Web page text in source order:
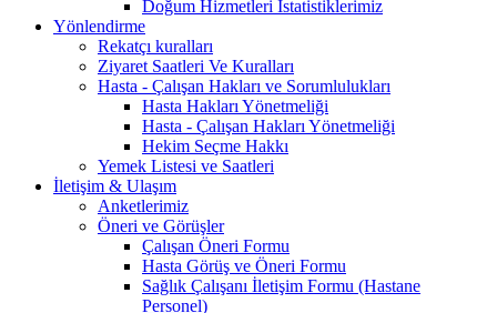
Doğum Hizmetleri İstatistiklerimiz
Yönlendirme
Rekatçı kuralları
Ziyaret Saatleri Ve Kuralları
Hasta - Çalışan Hakları ve Sorumlulukları
Hasta Hakları Yönetmeliği
Hasta - Çalışan Hakları Yönetmeliği
Hekim Seçme Hakkı
Yemek Listesi ve Saatleri
İletişim & Ulaşım
Anketlerimiz
Öneri ve Görüşler
Çalışan Öneri Formu
Hasta Görüş ve Öneri Formu
Sağlık Çalışanı İletişim Formu (Hastane
Personel)